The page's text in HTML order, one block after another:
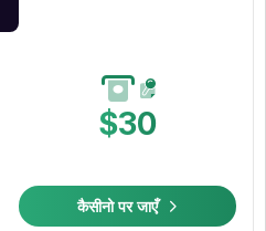
$30
कैसीनो पर जाएँ